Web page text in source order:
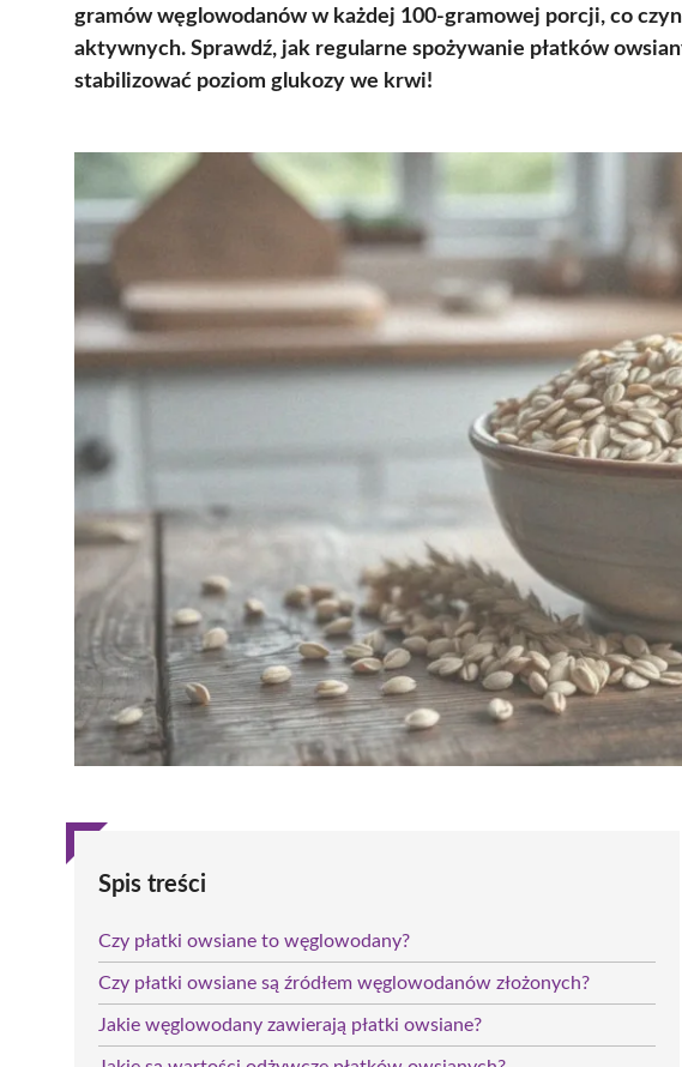
gramów węglowodanów w każdej 100-gramowej porcji, co
aktywnych. Sprawdź, jak regularne spożywanie płatków
stabilizować poziom glukozy we krwi!
Spis treści
Czy płatki owsiane to węglowodany?
Czy płatki owsiane są źródłem węglowodanów złożonych?
Jakie węglowodany zawierają płatki owsiane?